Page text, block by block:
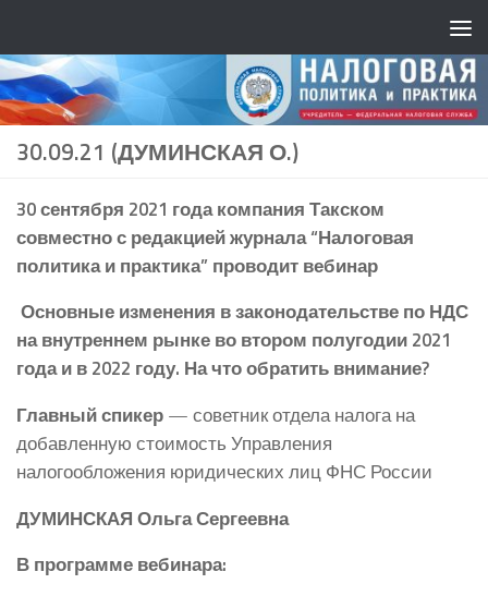
30.09.21 (ДУМИНСКАЯ О.)
30 сентября 2021 года компания Такском
совместно с редакцией журнала “Налоговая
политика и практика” проводит вебинар
Основные изменения в законодательстве по НДС
на внутреннем рынке во втором полугодии 2021
года и в 2022 году. На что обратить внимание?
Главный спикер — советник отдела налога на
добавленную стоимость Управления
налогообложения юридических лиц ФНС России
ДУМИНСКАЯ Ольга Сергеевна
В программе вебинара: